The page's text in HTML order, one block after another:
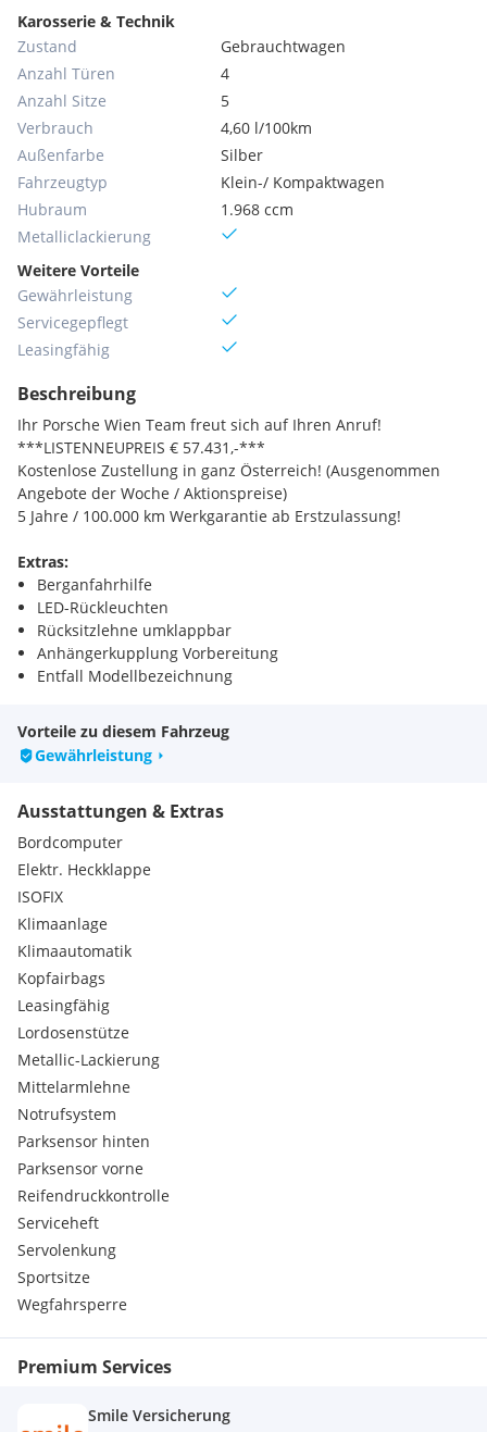
Karosserie & Technik
Zustand
Gebrauchtwagen
Anzahl Türen
4
Anzahl Sitze
5
Verbrauch
4,60 l/100km
Außenfarbe
Silber
Fahrzeugtyp
Klein-/ Kompaktwagen
Hubraum
1.968 ccm
Metallic­lackierung
Weitere Vorteile
Gewährleistung
Servicegepflegt
Leasingfähig
Beschreibung
Ihr Porsche Wien Team freut sich auf Ihren Anruf!
***LISTENNEUPREIS € 57.431,-***
Kostenlose Zustellung in ganz Österreich! (Ausgenommen
Angebote der Woche / Aktionspreise)
5 Jahre / 100.000 km Werkgarantie ab Erstzulassung!
Extras:
Berganfahrhilfe
LED-Rückleuchten
Rücksitzlehne umklappbar
Anhängerkupplung Vorbereitung
Entfall Modellbezeichnung
Vorteile zu diesem Fahrzeug
Gewährleistung
Ausstattungen & Extras
Bordcomputer
Elektr. Heckklappe
ISOFIX
Klimaanlage
Klimaautomatik
Kopfairbags
Leasingfähig
Lordosenstütze
Metallic-Lackierung
Mittelarmlehne
Notrufsystem
Parksensor hinten
Parksensor vorne
Reifendruckkontrolle
Serviceheft
Servolenkung
Sportsitze
Wegfahrsperre
Premium Services
Smile Versicherung